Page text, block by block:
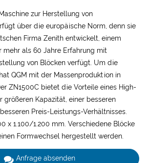
zur Herstellung von
über die europäische Norm, denn sie
Firma Zenith entwickelt, einem
mehr als 60 Jahre Erfahrung mit
von Blöcken verfügt. Um die
QGM mit der Massenproduktion in
ZN1500C bietet die Vorteile eines High-
größeren Kapazität, einer besseren
Preis-Leistungs-Verhältnisses.
x 1.100/1.200 mm. Verschiedene Blöcke
Formwechsel hergestellt werden.
Anfrage absenden